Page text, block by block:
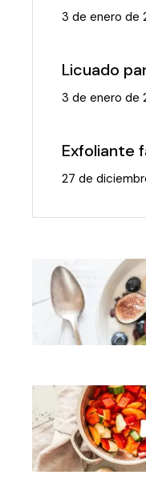
3 de enero de
Licuado
3 de enero de
Exfoliante
27 de